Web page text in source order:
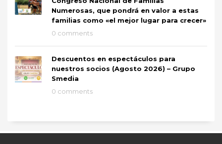
Numerosas, que pondrá en valor a estas
familias como «el mejor lugar para crecer»
0 comments
Descuentos en espectáculos para
nuestros socios (Agosto 2026) – Grupo
Smedia
0 comments